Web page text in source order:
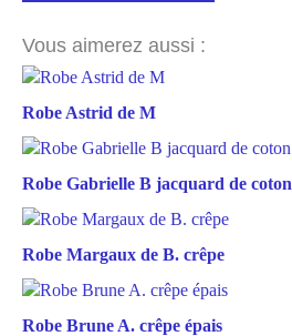
Vous aimerez aussi :
Robe Astrid de M
Robe Gabrielle B jacquard de coton
Robe Margaux de B. crêpe
Robe Brune A. crêpe épais